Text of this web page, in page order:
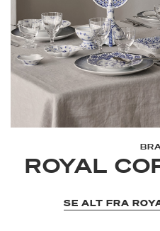
ROYAL
SE ALT FRA